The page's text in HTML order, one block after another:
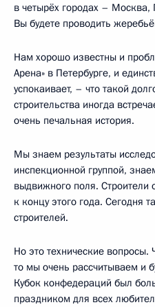
в четырёх городах – Москва,
Вы будете проводить
Нам хорошо известны и
Арена» в Петербурге, и
успокаивает, – что такой
строительства иногда
очень печальная история.
Мы знаем результаты
инспекционной группой,
выдвижного поля. Строители
к концу этого года. Сегодня
строителей.
Но это технические вопросы.
то мы очень рассчитываем и
Кубок конфедераций был
праздником для всех